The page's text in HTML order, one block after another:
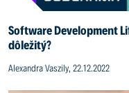
Software Development
dôležitý?
Alexandra Vaszily, 22.12.2022